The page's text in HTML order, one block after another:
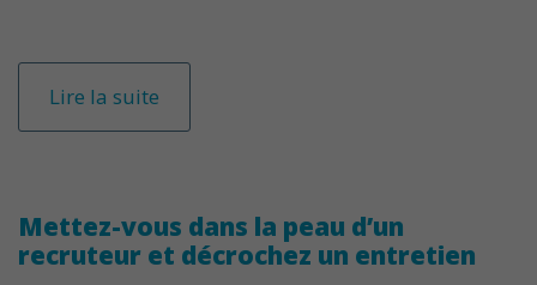
Lire la suite
Mettez-vous dans la peau d’un
recruteur et décrochez un entretien